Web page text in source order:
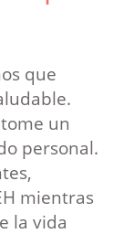
que
un
personal.
mientras
la vida